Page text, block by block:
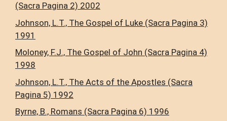
(Sacra Pagina 2) 2002
Johnson, L.T., The Gospel of Luke (Sacra Pagina 3)
1991
Moloney, F.J., The Gospel of John (Sacra Pagina 4)
1998
Johnson, L.T., The Acts of the Apostles (Sacra
Pagina 5) 1992
Byrne, B., Romans (Sacra Pagina 6) 1996